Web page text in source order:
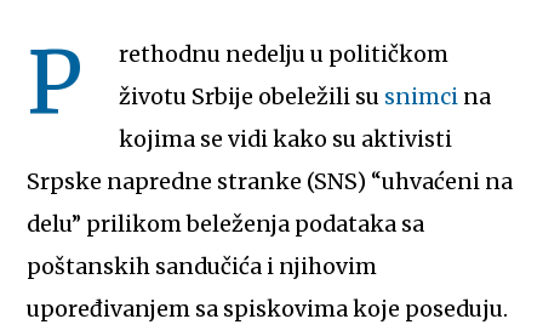
P
rethodnu nedelju u političkom
životu Srbije obeležili su snimci na
kojima se vidi kako su aktivisti
Srpske napredne stranke (SNS) “uhvaćeni na
delu” prilikom beleženja podataka sa
poštanskih sandučića i njihovim
upoređivanjem sa spiskovima koje poseduju.